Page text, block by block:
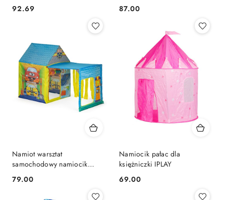
Cena:
92.69 Cena:
87.00
Namiot warsztat
samochodowy namiocik
mechanika dla dzieci
Cena:
79.00
Namiocik pałac dla
księżniczki IPLAY
Cena:
69.00